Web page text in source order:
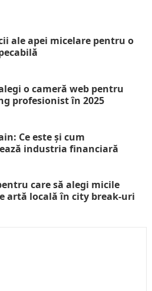
ale apei micelare pentru o
o cameră web pentru
profesionist în 2025
Ce este și cum
industria financiară
care să alegi micile
artă locală în city break-uri